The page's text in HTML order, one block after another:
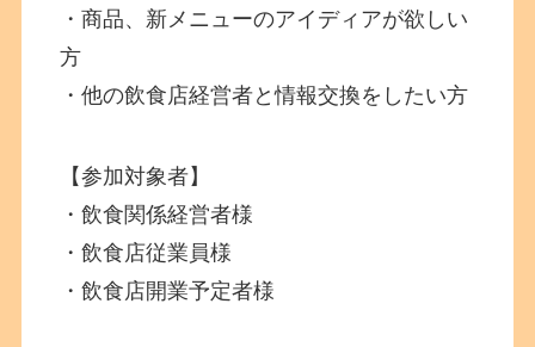
・商品、新メニューのアイディアが欲しい
方
・他の飲食店経営者と情報交換をしたい方
【参加対象者】
・飲食関係経営者様
・飲食店従業員様
・飲食店開業予定者様